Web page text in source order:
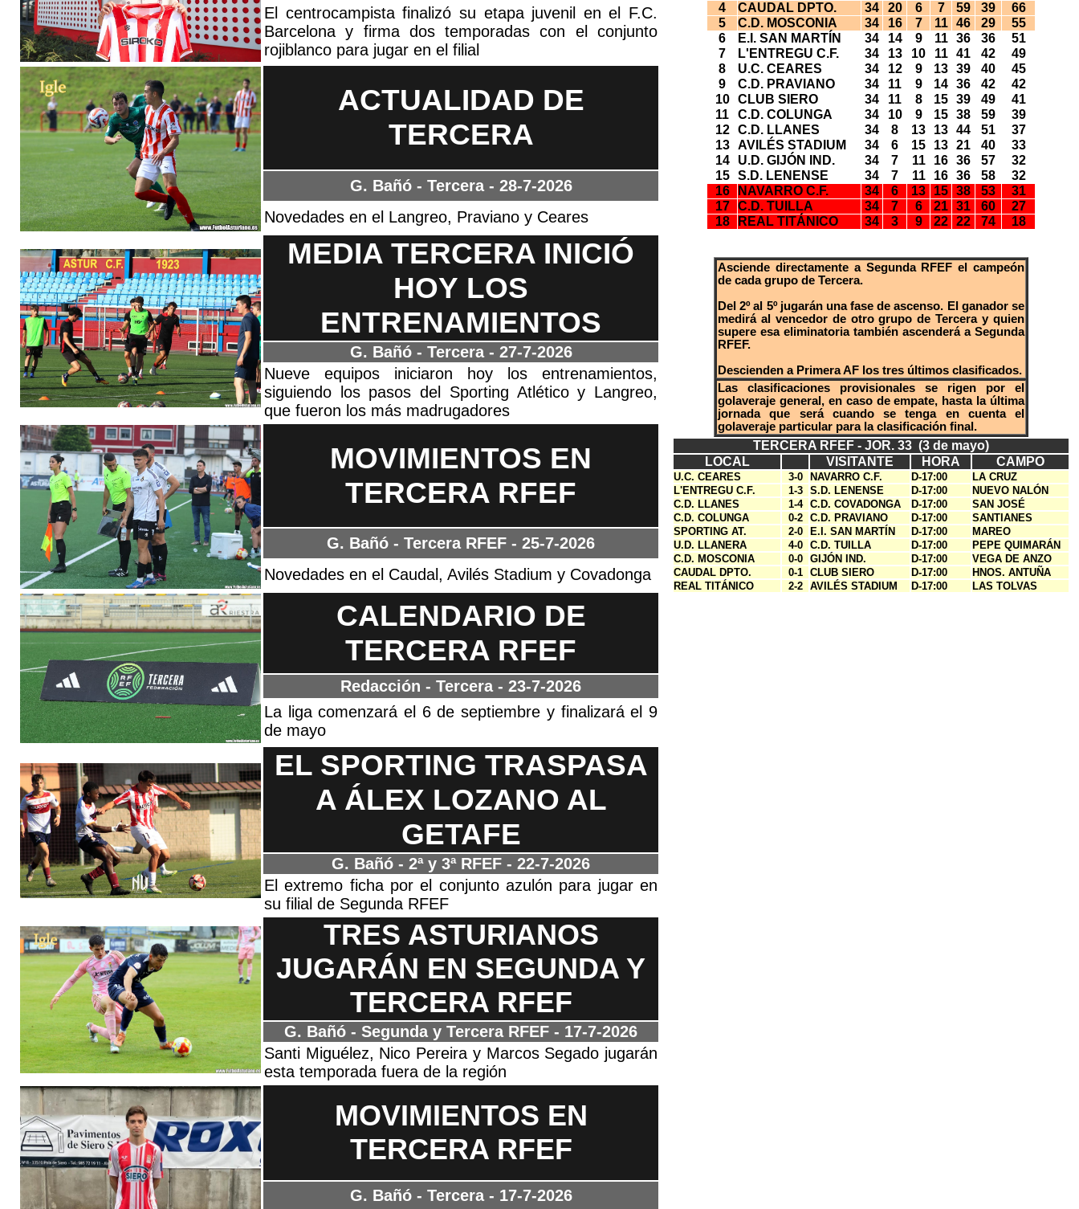
El centrocampista finalizó su etapa juvenil en el F.C.
Barcelona y firma dos temporadas con el conjunto
rojiblanco para jugar en el filial
ACTUALIDAD DE
TERCERA
G. Bañó - Tercera - 28-7-2026
Novedades en el Langreo, Praviano y Ceares
MEDIA TERCERA INICIÓ
HOY LOS
ENTRENAMIENTOS
G. Bañó - Tercera - 27-7-2026
Nueve equipos iniciaron hoy los entrenamientos,
siguiendo los pasos del Sporting Atlético y Langreo,
que fueron los más madrugadores
MOVIMIENTOS EN
TERCERA RFEF
G. Bañó - Tercera RFEF - 25-7-2026
Novedades en el Caudal, Avilés Stadium y Covadonga
CALENDARIO DE
TERCERA RFEF
Redacción - Tercera - 23-7-2026
La liga comenzará el 6 de septiembre y finalizará el 9
de mayo
EL SPORTING TRASPASA
A ÁLEX LOZANO AL
GETAFE
G. Bañó - 2ª y 3ª RFEF - 22-7-2026
El extremo ficha por el conjunto azulón para jugar en
su filial de Segunda RFEF
TRES ASTURIANOS
JUGARÁN EN SEGUNDA Y
TERCERA RFEF
G. Bañó - Segunda y Tercera RFEF - 17-7-2026
Santi Miguélez, Nico Pereira y Marcos Segado jugarán
esta temporada fuera de la región
MOVIMIENTOS EN
TERCERA RFEF
G. Bañó - Tercera- 17-7-2026
4
CAUDAL DPTO. 34 20 6 7 59 39
66
5
C.D. MOSCONIA 34 16 7 11 46 29
55
6
E.I. SAN MARTÍN 34 14 9 11 36 36
51
7
L'ENTREGU C.F. 34 13 10 11 41 42
49
8
U.C. CEARES 34 12 9 13 39 40
45
9
C.D. PRAVIANO 34 11 9 14 36 42
42
10
CLUB SIERO 34 11 8 15 39 49
41
11
C.D. COLUNGA 34 10 9 15 38 59
39
12
C.D. LLANES 34 8 13 13 44 51
37
13
AVILÉS STADIUM 34 6 15 13 21 40
33
14
U.D. GIJÓN IND. 34 7 11 16 36 57
32
15
S.D. LENENSE 34 7 11 16 36 58
32
16
NAVARRO C.F. 34 6 13 15 38 53
31
17
C.D. TUILLA 34 7 6 21 31 60
27
18
REAL TITÁNICO 34 3 9 22 22 74 18
Asciende directamente a Segunda RFEF el campeón
de cada grupo de Tercera.
Del 2º al 5º jugarán una fase de ascenso. El ganador se
medirá al vencedor de otro grupo de Tercera y quien
supere esa eliminatoria también ascenderá a Segunda
RFEF.
Descienden a Primera AF los tres últimos clasificados.
Las clasificaciones provisionales se rigen por el
golaveraje general, en caso de empate, hasta la última
jornada que será cuando se tenga en cuenta el
golaveraje particular para la clasificación final.
TERCERA RFEF - JOR. 33 (3 de mayo)
LOCAL
VISITANTE HORA CAMPO
U.C. CEARES 3-0 NAVARRO C.F. D-17:00
LA CRUZ
L'ENTREGU C.F.
1-3 S.D. LENENSE D-17:00
NUEVO NALÓN
C.D. LLANES
1-4 C.D. COVADONGA D-17:00
SAN JOSÉ
C.D. COLUNGA
0-2 C.D. PRAVIANO D-17:00
SANTIANES
SPORTING AT.
2-0 E.I. SAN MARTÍN D-17:00
MAREO
U.D. LLANERA
4-0 C.D. TUILLA D-17:00
PEPE QUIMARÁN
C.D. MOSCONIA
0-0 GIJÓN IND. D-17:00
VEGA DE ANZO
CAUDAL DPTO.
0-1 CLUB SIERO D-17:00
HNOS. ANTUÑA
REAL TITÁNICO
2-2 AVILÉS STADIUM D-17:00 LAS TOLVAS